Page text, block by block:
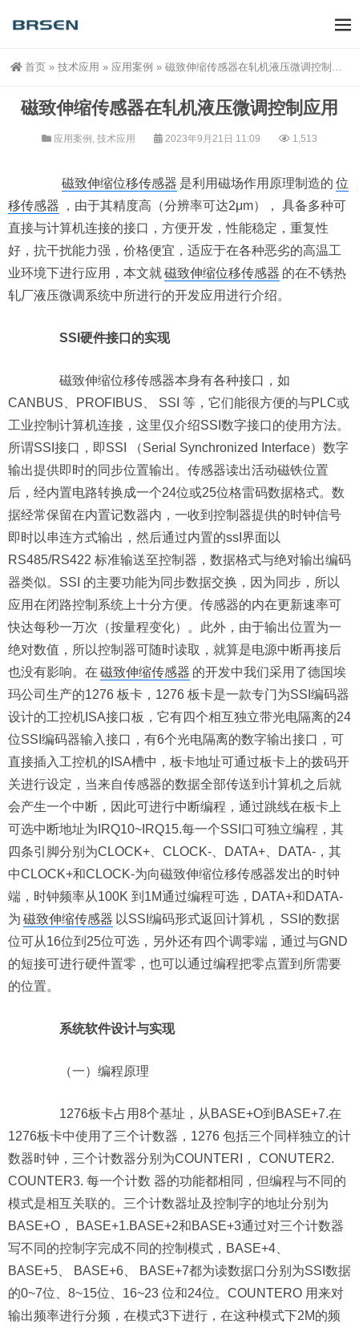
首页 » 技术应用 » 应用案例 » 磁致伸缩传感器在轧机液压微调控制应用
磁致伸缩传感器在轧机液压微调控制应用
应用案例 , 技术应用 2023年9月21日 11:09 1,513
磁致伸缩位移传感器 是利用磁场作用原理制造的 位
移传感器
，由于其精度高（分辨率可达2μm）， 具备多种可
直接与计算机连接的接口，方便开发，性能稳定，重复性
好，抗干扰能力强，价格便宜，适应于在各种恶劣的高温工
业环境下进行应用，本文就磁致伸缩位移传感器 的在不锈热
轧厂液压微调系统中所进行的开发应用进行介绍。
SSI硬件接口的实现
磁致伸缩位移传感器本身有各种接口，如
CANBUS、PROFIBUS、 SSI 等，它们能很方便的与PLC或
工业控制计算机连接，这里仅介绍SSI数字接口的使用方法。
所谓SSI接口，即SSI （Serial Synchronized Interface）数字
输出提供即时的同步位置输出。传感器读出活动磁铁位置
后，经内置电路转换成一个24位或25位格雷码数据格式。数
据经常保留在内置记数器内，一收到控制器提供的时钟信号
即时以串连方式输出，然后通过内置的ssI界面以
RS485/RS422 标准输送至控制器，数据格式与绝对输出编码
器类似。SSI 的主要功能为同步数据交换，因为同步，所以
应用在闭路控制系统上十分方便。传感器的内在更新速率可
快达每秒一万次（按量程变化）。此外，由于输出位置为一
绝对数值，所以控制器可随时读取，就算是电源中断再接后
也没有影响。在 磁致伸缩传感器 的开发中我们采用了德国埃
玛公司生产的1276 板卡，1276 板卡是一款专门为SSI编码器
设计的工控机ISA接口板，它有四个相互独立带光电隔离的24
位SSI编码器输入接口，有6个光电隔离的数字输出接口，可
直接插入工控机的ISA槽中，板卡地址可通过板卡上的拨码开
关进行设定，当来自传感器的数据全部传送到计算机之后就
会产生一个中断，因此可进行中断编程，通过跳线在板卡上
可选中断地址为IRQ10~IRQ15.每一个SSI口可独立编程，其
四条引脚分别为CLOCK+、CLOCK-、DATA+、DATA-，其
中CLOCK+和CLOCK-为向磁致伸缩位移传感器发出的时钟
端，时钟频率从100K 到1M通过编程可选，DATA+和DATA-
为 磁致伸缩传感器 以SSI编码形式返回计算机， SSI的数据
位可从16位到25位可选，另外还有四个调零端，通过与GND
的短接可进行硬件置零，也可以通过编程把零点置到所需要
的位置。
系统软件设计与实现
（一）编程原理
1276板卡占用8个基址，从BASE+O到BASE+7.在
1276板卡中使用了三个计数器，1276 包括三个同样独立的计
数器时钟，三个计数器分别为COUNTERI， CONUTER2.
COUNTER3. 每一个计数 器的功能都相同，但编程与不同的
模式是相互关联的。三个计数器址及控制字的地址分别为
BASE+O， BASE+1.BASE+2和BASE+3通过对三个计数器
写不同的控制字完成不同的控制模式，BASE+4、
BASE+5、 BASE+6、 BASE+7都为读数据口分别为SSI数据
的0~7位、8~15位、16~23 位和24位。COUNTERO 用来对
输出频率进行分频，在模式3下进行，在这种模式下2M的频